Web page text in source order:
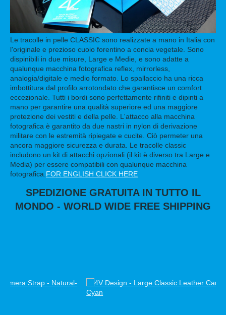
Le tracolle in pelle CLASSIC sono realizzate a mano in Italia con
l'originale e prezioso cuoio forentino a concia vegetale. Sono
dispinibili in due misure, Large e Medie, e sono adatte a
qualunque macchina fotografica reflex, mirrorless,
analogia/digitale e medio formato. Lo spallaccio ha una ricca
imbottitura dal profilo arrotondato che garantisce un comfort
eccezionale. Tutti i bordi sono perfettamente rifiniti e dipinti a
mano per garantire una qualità superiore ed una maggiore
protezione dei vestiti e della pelle. L'attacco alla macchina
fotografica è garantito da due nastri in nylon di derivazione
militare con le estremità ripiegate e cucite. Ciò permeter una
ancora maggiore sicurezza e durata. Le tracolle classic
includono un kit di attacchi opzionali (il kit è diverso tra Large e
Media) per essere compatibili con qualunque macchina
fotografica. FOR ENGLISH CLICK HERE
SPEDIZIONE GRATUITA IN TUTTO IL
MONDO - WORLD WIDE FREE SHIPPING